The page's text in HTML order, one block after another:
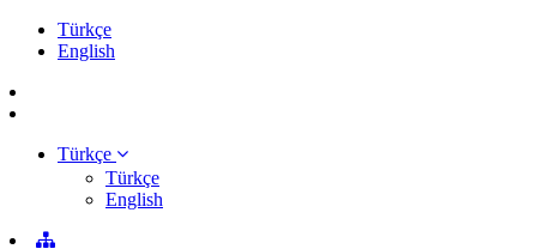
Türkçe
English
Türkçe
Türkçe
English